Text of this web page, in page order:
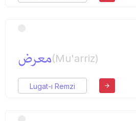
معرض(Mu'arriz)
Lugat-ı Remzi